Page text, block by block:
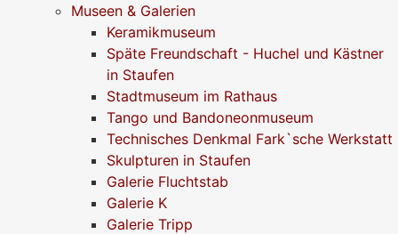
Museen & Galerien
Keramikmuseum
Späte Freundschaft - Huchel und Kästner
in Staufen
Stadtmuseum im Rathaus
Tango und Bandoneonmuseum
Technisches Denkmal Fark`sche Werkstatt
Skulpturen in Staufen
Galerie Fluchtstab
Galerie K
Galerie Tripp